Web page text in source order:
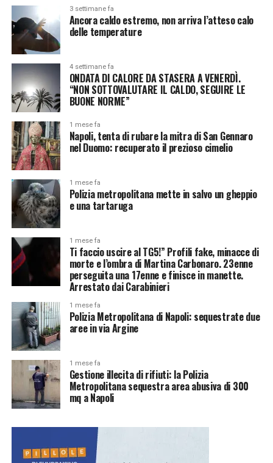
3 settimane fa
Ancora caldo estremo, non arriva l’atteso calo
delle temperature
4 settimane fa
ONDATA DI CALORE DA STASERA A VENERDÌ.
“NON SOTTOVALUTARE IL CALDO, SEGUIRE LE
BUONE NORME”
1 mese fa
Napoli, tenta di rubare la mitra di San Gennaro
nel Duomo: recuperato il prezioso cimelio
1 mese fa
Polizia metropolitana mette in salvo un gheppio
e una tartaruga
1 mese fa
Ti faccio uscire al TG5!” Profili fake, minacce di
morte e l’ombra di Martina Carbonaro. 23enne
perseguita una 17enne e finisce in manette.
Arrestato dai Carabinieri
1 mese fa
Polizia Metropolitana di Napoli: sequestrate due
aree in via Argine
1 mese fa
Gestione illecita di rifiuti: la Polizia
Metropolitana sequestra area abusiva di 300
mq a Napoli